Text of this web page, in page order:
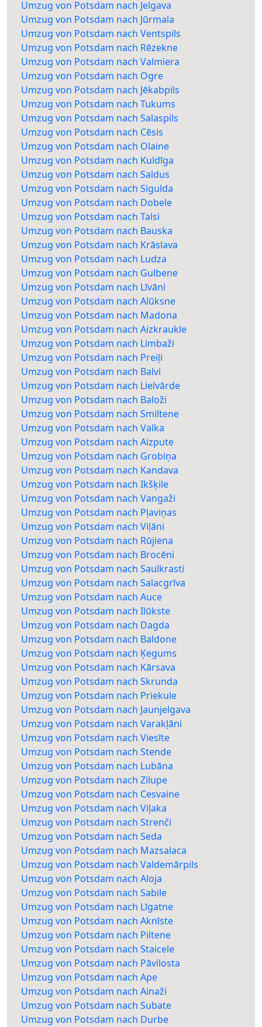
Umzug von Potsdam nach Jelgava
Umzug von Potsdam nach Jūrmala
Umzug von Potsdam nach Ventspils
Umzug von Potsdam nach Rēzekne
Umzug von Potsdam nach Valmiera
Umzug von Potsdam nach Ogre
Umzug von Potsdam nach Jēkabpils
Umzug von Potsdam nach Tukums
Umzug von Potsdam nach Salaspils
Umzug von Potsdam nach Cēsis
Umzug von Potsdam nach Olaine
Umzug von Potsdam nach Kuldīga
Umzug von Potsdam nach Saldus
Umzug von Potsdam nach Sigulda
Umzug von Potsdam nach Dobele
Umzug von Potsdam nach Talsi
Umzug von Potsdam nach Bauska
Umzug von Potsdam nach Krāslava
Umzug von Potsdam nach Ludza
Umzug von Potsdam nach Gulbene
Umzug von Potsdam nach Līvāni
Umzug von Potsdam nach Alūksne
Umzug von Potsdam nach Madona
Umzug von Potsdam nach Aizkraukle
Umzug von Potsdam nach Limbaži
Umzug von Potsdam nach Preiļi
Umzug von Potsdam nach Balvi
Umzug von Potsdam nach Lielvārde
Umzug von Potsdam nach Baloži
Umzug von Potsdam nach Smiltene
Umzug von Potsdam nach Valka
Umzug von Potsdam nach Aizpute
Umzug von Potsdam nach Grobiņa
Umzug von Potsdam nach Kandava
Umzug von Potsdam nach Ikšķile
Umzug von Potsdam nach Vangaži
Umzug von Potsdam nach Pļaviņas
Umzug von Potsdam nach Viļāni
Umzug von Potsdam nach Rūjiena
Umzug von Potsdam nach Brocēni
Umzug von Potsdam nach Saulkrasti
Umzug von Potsdam nach Salacgrīva
Umzug von Potsdam nach Auce
Umzug von Potsdam nach Ilūkste
Umzug von Potsdam nach Dagda
Umzug von Potsdam nach Baldone
Umzug von Potsdam nach Ķegums
Umzug von Potsdam nach Kārsava
Umzug von Potsdam nach Skrunda
Umzug von Potsdam nach Priekule
Umzug von Potsdam nach Jaunjelgava
Umzug von Potsdam nach Varakļāni
Umzug von Potsdam nach Viesīte
Umzug von Potsdam nach Stende
Umzug von Potsdam nach Lubāna
Umzug von Potsdam nach Zilupe
Umzug von Potsdam nach Cesvaine
Umzug von Potsdam nach Viļaka
Umzug von Potsdam nach Strenči
Umzug von Potsdam nach Seda
Umzug von Potsdam nach Mazsalaca
Umzug von Potsdam nach Valdemārpils
Umzug von Potsdam nach Aloja
Umzug von Potsdam nach Sabile
Umzug von Potsdam nach Līgatne
Umzug von Potsdam nach Aknīste
Umzug von Potsdam nach Piltene
Umzug von Potsdam nach Staicele
Umzug von Potsdam nach Pāvilosta
Umzug von Potsdam nach Ape
Umzug von Potsdam nach Ainaži
Umzug von Potsdam nach Subate
Umzug von Potsdam nach Durbe